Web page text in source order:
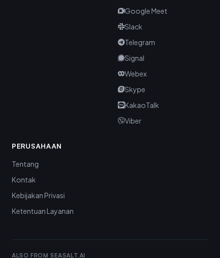
Google Meet
Slack
Telegram
Signal
Webex
Skype
KakaoTalk
Viber
PERUSAHAAN
Tentang
Kontak
Kebijakan Privasi
Ketentuan Layanan
ALSO FROM SEASALT.AI